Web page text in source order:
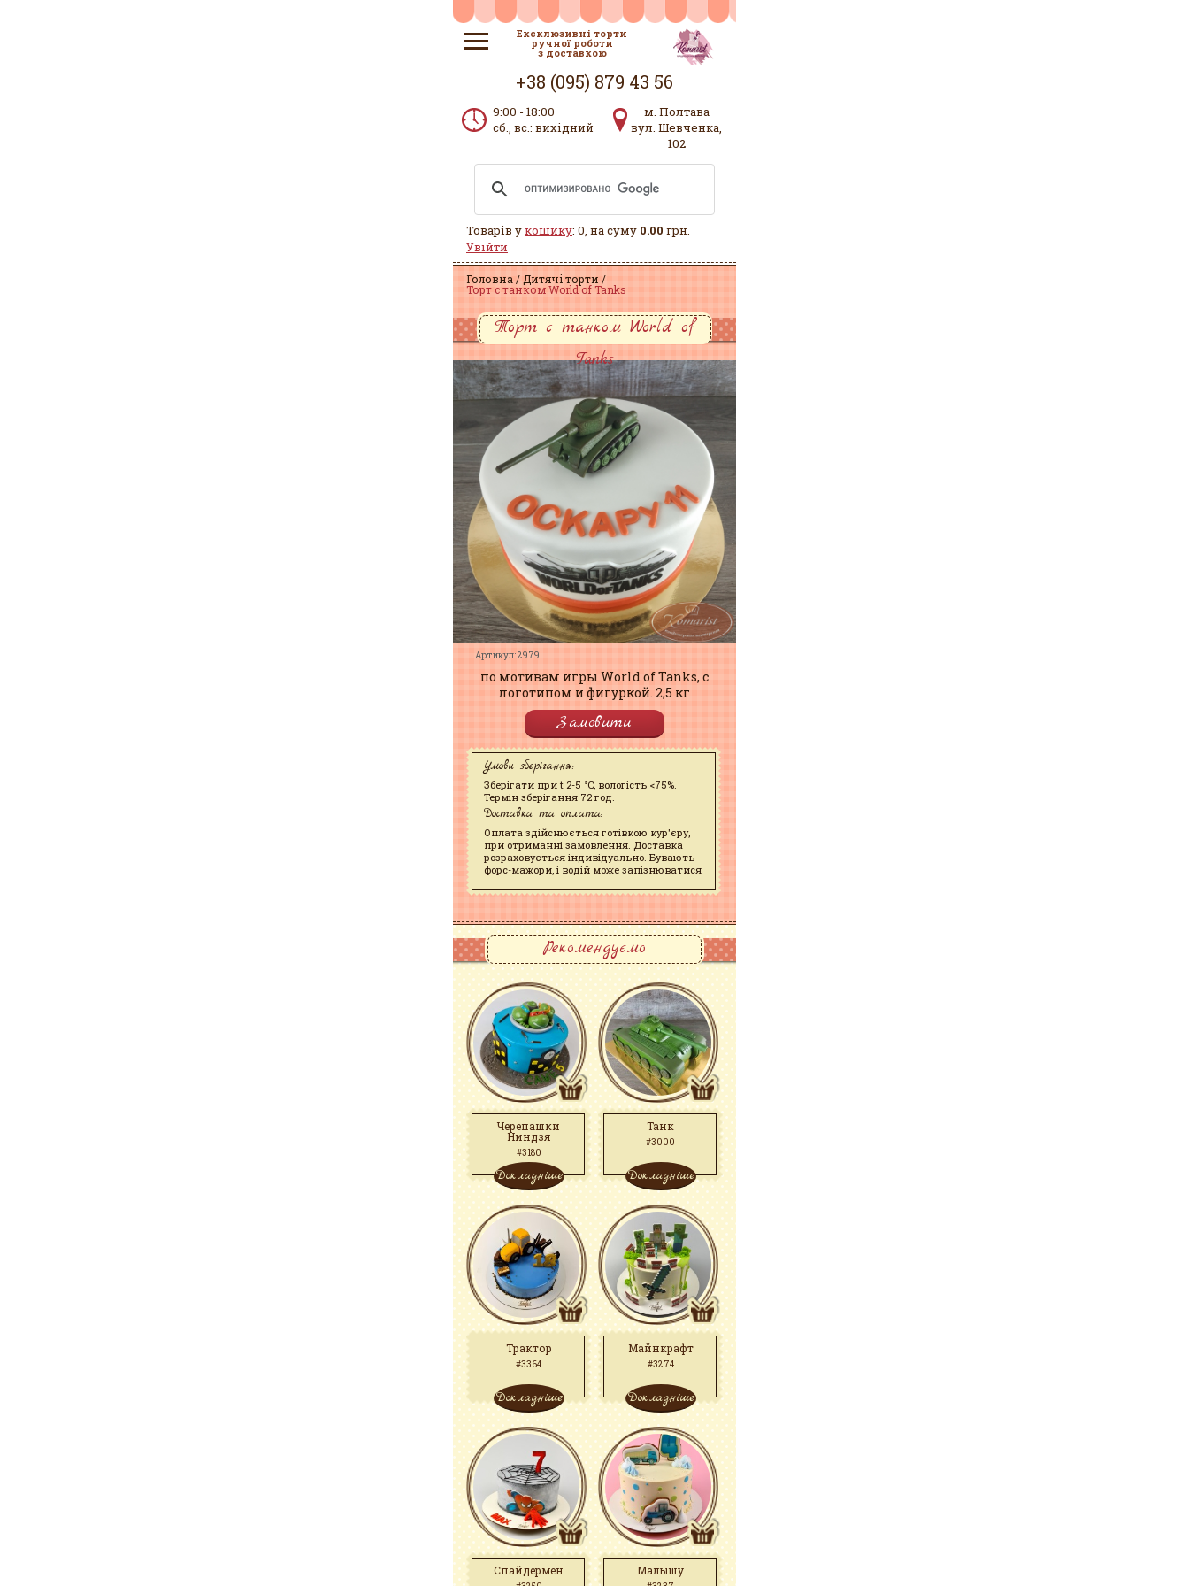
Ексклюзивні торти
ручної роботи
з доставкою
+38 (095) 879 43 56
9:00 - 18:00
сб., вс.: вихідний
м. Полтава
вул. Шевченка,
102
Товарів укошику: 0, на суму 0.00 грн.
Увійти
Головна Дитячі торти
Торт с танком World of Tanks
Торт с танком World of
Tanks
Артикул: 2979
по мотивам игры World of Tanks, с
логотипом и фигуркой. 2,5 кг
Замовити
Умови зберігання:
Зберігати при t 2-5 °C, вологість <75%.
Термін зберігання 72 год.
Доставка та оплата:
Оплата здійснюється готівкою кур'єру,
при отриманні замовлення. Доставка
розраховується індивідуально. Бувають
форс-мажори, і водій може запізнюватися
Рекомендуємо
Черепашки
Ниндзя
#3180
Докладніше
Танк
#3000
Докладніше
Трактор
#3364
Докладніше
Майнкрафт
#3274
Докладніше
Спайдермен Малышу